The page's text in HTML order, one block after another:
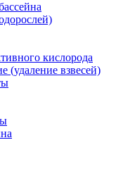
кислорода
(удаление взвесей)